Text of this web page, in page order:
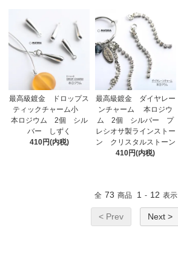
最高級鍍金 ドロップス
ティックチャーム小
本ロジウム 2個 シル
バー しずく
410円(内税)
最高級鍍金 ダイヤレー
ンチャーム 本ロジウ
ム 2個 シルバー プ
レシオサ製ラインストー
ン クリスタルストーン
410円(内税)
全 73 商品 1 - 12 表示
< Prev Next >